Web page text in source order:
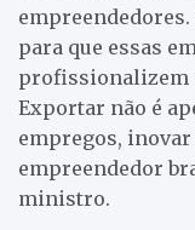
empreendedores.
para que essas
profissionalizem
Exportar não é
empregos,
empreendedor
ministro.